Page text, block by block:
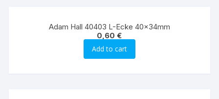
Adam Hall 40403 L-Ecke 40x34mm
0,60€
Add to cart